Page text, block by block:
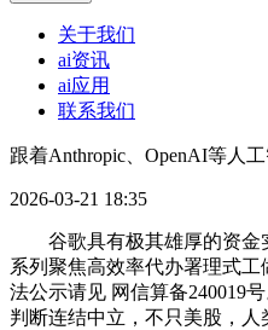
关于我们
ai资讯
ai应用
联系我们
跟着Anthropic、OpenAI等人
2026-03-21 18:35
谷歌具有极其雄厚的资金实
系列聚焦高效率代办署理式
法公示请见 网信算备240019
判断连结中立，不只美股，人